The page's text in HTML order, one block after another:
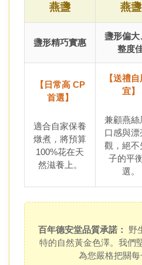
燕盞
燕盞
盞形精巧實惠
盞形偏大
整度
【日常高 CP
首選】
適合自家保養
燉煮，將預算
100%花在天
然滋養上。
【送禮
宜】
兼顧燕絲
口感與漂
觀，絕不
子的平
選。
百年德安堂品質承諾：
野
特的自然黃金色澤。我們
為您嚴格把關每